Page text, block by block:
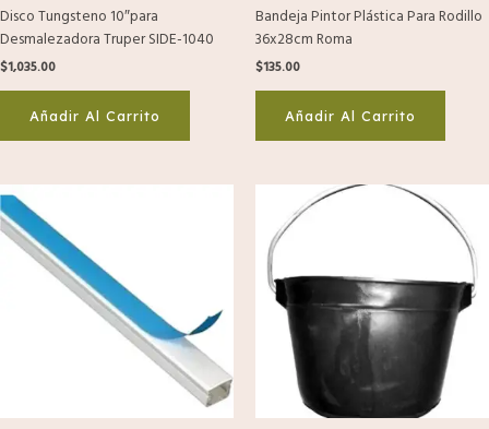
Disco Tungsteno 10″para
Desmalezadora Truper SIDE-1040
$1,035.00
Añadir Al Carrito
Bandeja Pintor Plástica Para Rodillo
36x28cm Roma
$135.00
Añadir Al Carrito